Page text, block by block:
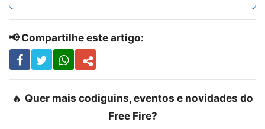
📢 Compartilhe este artigo:
🔥 Quer mais codiguins, eventos e novidades do
Free Fire?